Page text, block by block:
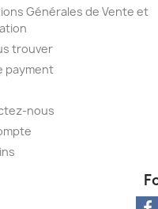
Générales de Vente et
trouver
payment
nous